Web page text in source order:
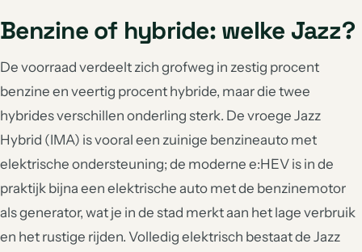
Benzine of hybride: welke Jazz?
De voorraad verdeelt zich grofweg in zestig procent
benzine en veertig procent hybride, maar die twee
hybrides verschillen onderling sterk. De vroege Jazz
Hybrid (IMA) is vooral een zuinige benzineauto met
elektrische ondersteuning; de moderne e:HEV is in de
praktijk bijna een elektrische auto met de benzinemotor
als generator, wat je in de stad merkt aan het lage verbruik
en het rustige rijden. Volledig elektrisch bestaat de Jazz